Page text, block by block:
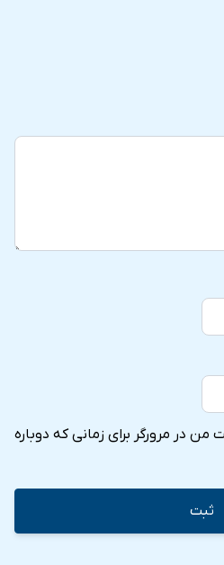
من در مرورگر برای زمانی که دوباره